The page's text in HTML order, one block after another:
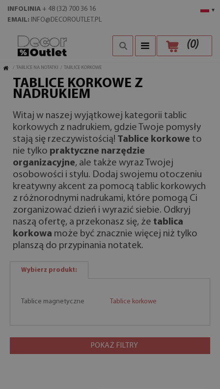
▾
INFOLINIA + 48 (32) 700 36 16
EMAIL: INFO@DECOROUTLET.PL
(0)
/ TABLICE NA NOTATKI / TABLICE KORKOWE
TABLICE KORKOWE Z
NADRUKIEM
Witaj w naszej wyjątkowej kategorii tablic
korkowych z nadrukiem, gdzie Twoje pomysły
stają się rzeczywistością! Tablice korkowe to
nie tylko praktyczne narzędzie
organizacyjne, ale także wyraz Twojej
osobowości i stylu. Dodaj swojemu otoczeniu
kreatywny akcent za pomocą tablic korkowych
z różnorodnymi nadrukami, które pomogą Ci
zorganizować dzień i wyrazić siebie. Odkryj
naszą ofertę, a przekonasz się, że tablica
korkowa może być znacznie więcej niż tylko
planszą do przypinania notatek.
Wybierz produkt:
Tablice magnetyczne Tablice korkowe
POKAŻ FILTRY